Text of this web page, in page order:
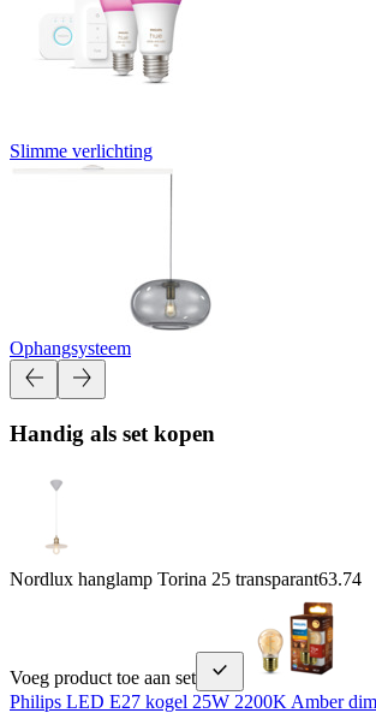
Slimme verlichting
Ophangsysteem
Handig als set kopen
Nordlux hanglamp Torina 25 transparant63.74
Voeg product toe aan set
Philips LED E27 kogel 25W 2200K Amber